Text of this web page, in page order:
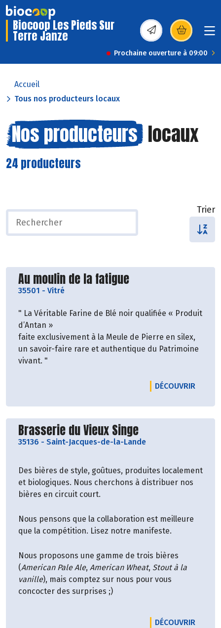
Biocoop Les Pieds Sur
Terre Janze (s’ouvre dans une
Prochaine ouverture à 09:00
Accueil
Tous nos producteurs locaux
Nos producteurs locaux
24 producteurs
Trier
Découvrir le producteur
Au moulin de la fatigue
35501 - Vitré
" La Véritable Farine de Blé noir qualifiée « Produit
d’Antan »
faite exclusivement à la Meule de Pierre en silex,
un savoir-faire rare et authentique du Patrimoine
vivant. "
DÉCOUVRIR
Découvrir le producteur
Brasserie du Vieux Singe
35136 - Saint-Jacques-de-la-Lande
Des bières de style, goûtues, produites localement
et biologiques. Nous cherchons à distribuer nos
bières en circuit court.
Nous pensons que la collaboration est meilleure
que la compétition. Lisez notre manifeste.
Nous proposons une gamme de trois bières
(American Pale Ale, American Wheat, Stout à la
vanille), mais comptez sur nous pour vous
concocter des surprises ;)
DÉCOUVRIR